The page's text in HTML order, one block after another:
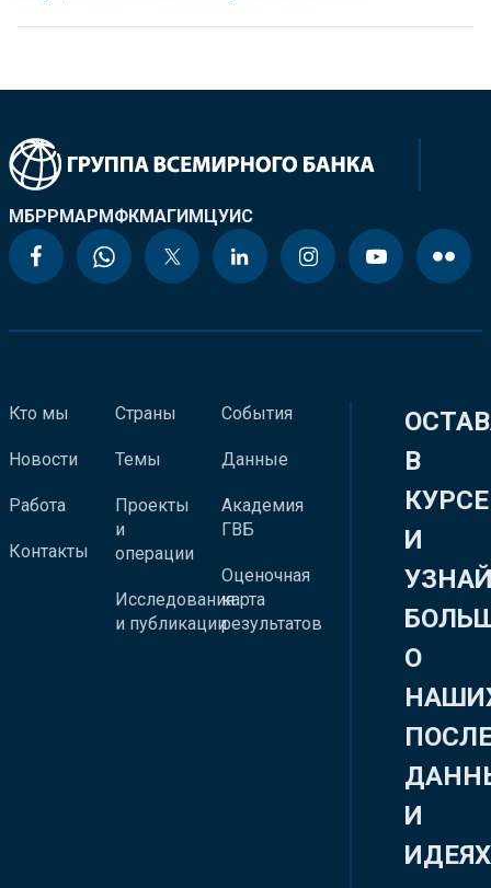
МБРРМАРМФКМАГИМЦУИС
Кто мы
Новости
Работа
Контакты
Страны
Темы
Проекты
и
операции
Исследования
и публикации
События
Данные
Академия
ГВБ
Оценочная
карта
результатов
В
КУРСЕ
И
О
И
ИДЕЯХ